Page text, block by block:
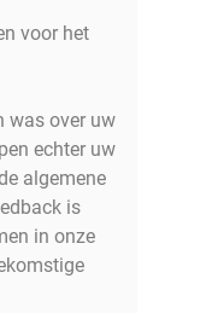
voor het
was over uw
echter uw
algemene
is
in onze